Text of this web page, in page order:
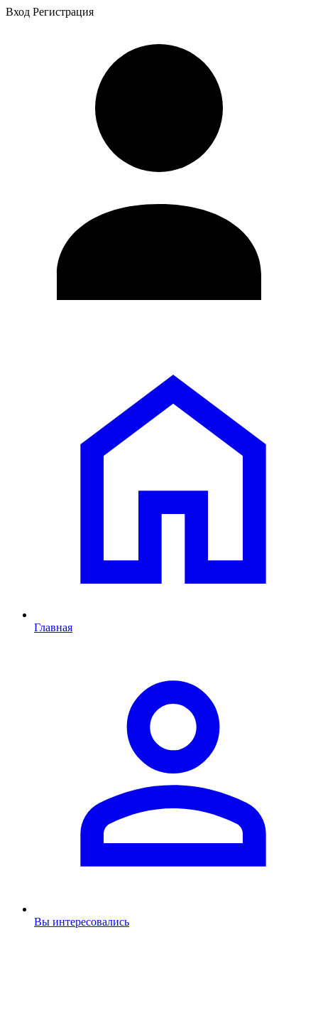
Вход Регистрация
Главная
Вы интересовались